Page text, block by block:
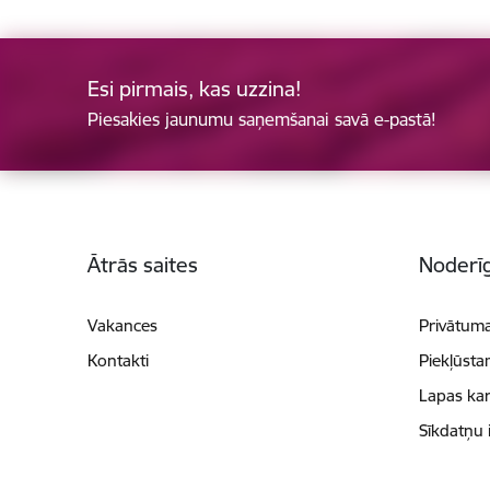
Esi pirmais, kas uzzina!
Piesakies jaunumu saņemšanai savā e-pastā!
Ātrās saites
Vakances
Kontakti
Lapas
Sīkdatņu